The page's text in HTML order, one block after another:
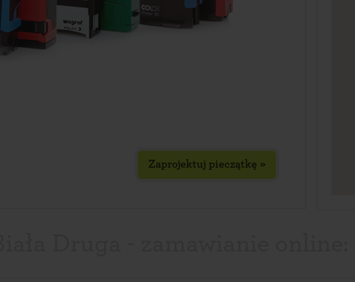
Zaprojektuj pieczątkę »